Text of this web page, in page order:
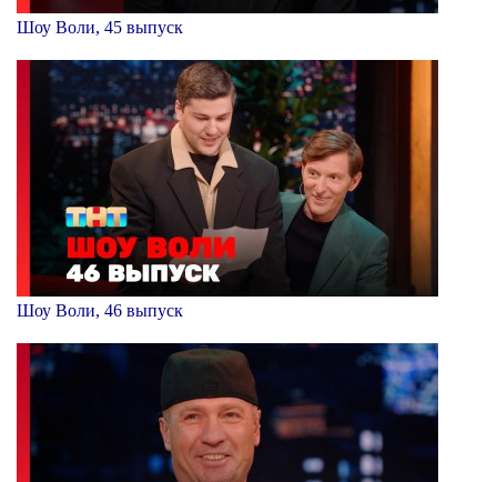
Шоу Воли, 45 выпуск
Шоу Воли, 46 выпуск